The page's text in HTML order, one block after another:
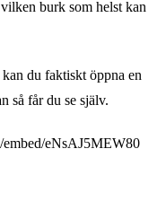
burk som helst kan
du faktiskt öppna en
så får du se själv.
eNsAJ5MEW80